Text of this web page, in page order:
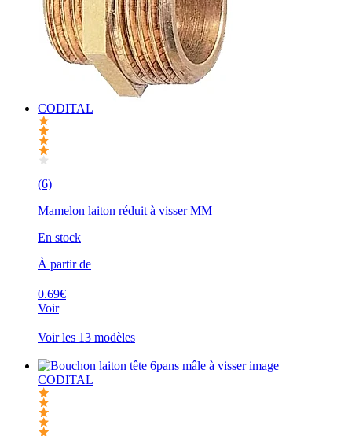
CODITAL
(6)
Mamelon laiton réduit à visser MM
En stock
À partir de
0.69€
Voir
Voir les 13 modèles
CODITAL